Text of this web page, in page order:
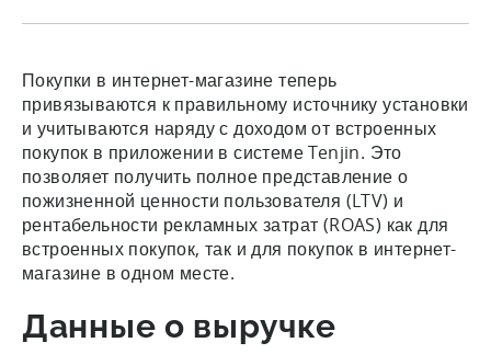
Покупки в интернет-магазине теперь
привязываются к правильному источнику установки
и учитываются наряду с доходом от встроенных
покупок в приложении в системе Tenjin. Это
позволяет получить полное представление о
пожизненной ценности пользователя (LTV) и
рентабельности рекламных затрат (ROAS) как для
встроенных покупок, так и для покупок в интернет-
магазине в одном месте.
Данные о выручке